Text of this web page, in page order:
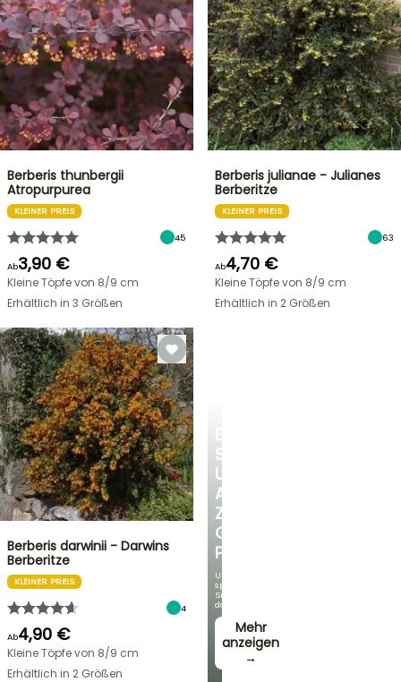
SIE
UNSERE
AUSWAHL
ZU
GÜNSTIGEN
PREISEN
Und
sparen
Sie
dabei!
Mehr
anzeigen
→
Berberis thunbergii
Atropurpurea
KLEINER PREIS
45
Ab3,90 €
Kleine Töpfe von 8/9 cm
Erhältlich in 3 Größen
Berberis julianae - Julianes
Berberitze
KLEINER PREIS
63
Ab4,70 €
Kleine Töpfe von 8/9 cm
Erhältlich in 2 Größen
Berberis darwinii - Darwins
Berberitze
KLEINER PREIS
4
Ab4,90 €
Kleine Töpfe von 8/9 cm
Erhältlich in 2 Größen